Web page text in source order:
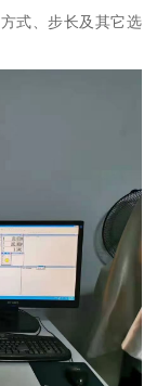
式、步长及其它选